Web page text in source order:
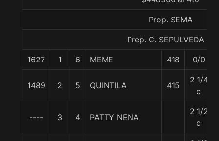
Prop. SEMA
Prep. C. SEPULVEDA B.
1627 1 6 MEME 418 0/0
1489 2 5 QUINTILA 415
2 1/4
c
---- 3 4 PATTY NENA
2 1/2
c